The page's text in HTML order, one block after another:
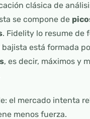
clásica de
se compone de
. Fidelity lo resume de
está formada
, es decir, máximos y
el mercado intenta
menos fuerza.